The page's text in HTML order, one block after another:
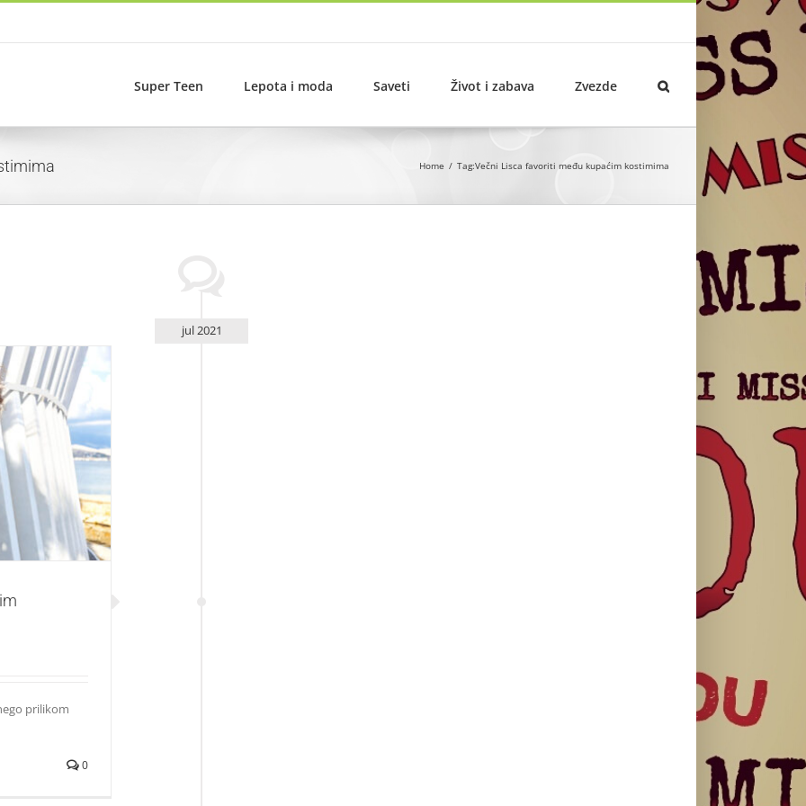
Super Teen Lepota i moda Saveti Život i zabava Zvezde
Home Tag:Večni Lisca favoriti među kupaćim kostimima
jul 2021
prilikom
0